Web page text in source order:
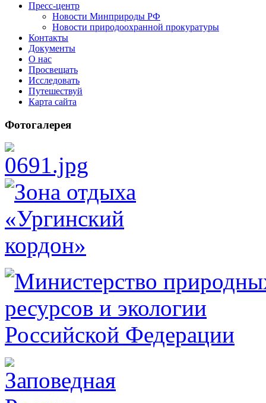
Пресс-центр
Новости Минприроды РФ
Новости природоохранной прокуратуры
Контакты
Документы
О нас
Просвещать
Исследовать
Путешествуй
Карта сайта
Фотогалерея